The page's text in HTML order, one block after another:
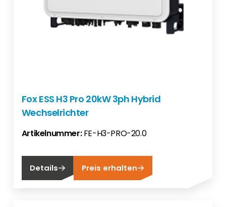
Fox ESS H3 Pro 20kW 3ph Hybrid
Wechselrichter
Artikelnummer:FE-H3-PRO-20.0
Details Preis erhalten